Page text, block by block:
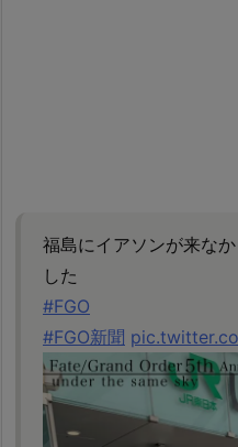
福島にイアソンが来な
した
#FGO
#FGO新聞